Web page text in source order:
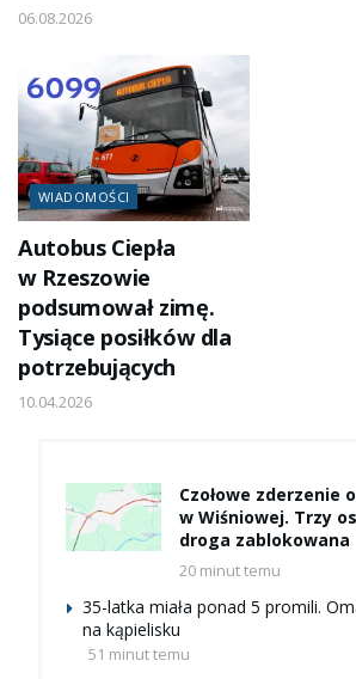
06.08.2026
WIADOMOŚCI
Autobus Ciepła
w Rzeszowie
podsumował zimę.
Tysiące posiłków dla
potrzebujących
10.04.2026
Czołowe zderzenie
w Wiśniowej. Trzy
droga zablokowana
20 minut temu
35-latka miała ponad 5 promili.
na kąpielisku
51 minut temu